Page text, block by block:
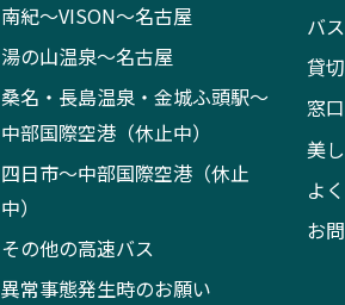
南紀～VISON～名古屋
湯の山温泉～名古屋
桑名・長島温泉・金城ふ頭駅～
中部国際空港（休止中）
四日市～中部国際空港（休止
中）
その他の高速バス
異常事態発生時のお願い
バ
貸
窓
美
よ
お